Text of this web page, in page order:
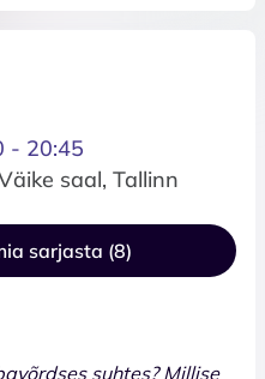
- 20:45
saal, Tallinn
sarjasta (8)
suhtes? Millise